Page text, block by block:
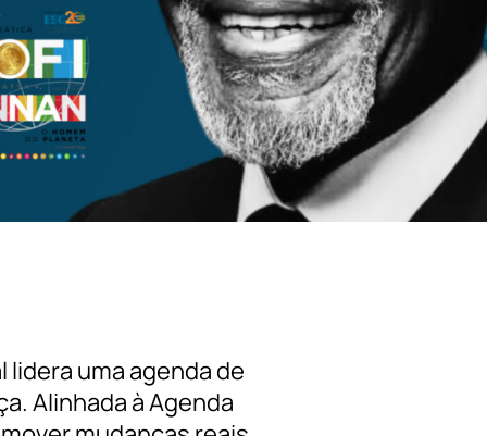
lidera uma agenda de
Alinhada à Agenda